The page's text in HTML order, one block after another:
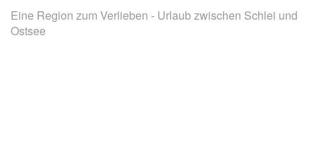
Eine Region zum Verlieben - Urlaub zwischen Schlei und
Ostsee